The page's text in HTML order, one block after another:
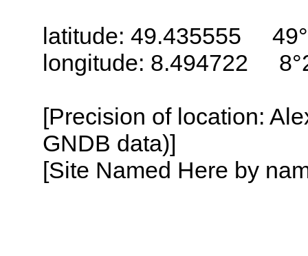
latitude: 49.435555
longitude: 8.494722
[Precision of location:
GNDB data)]
[Site Named Here by